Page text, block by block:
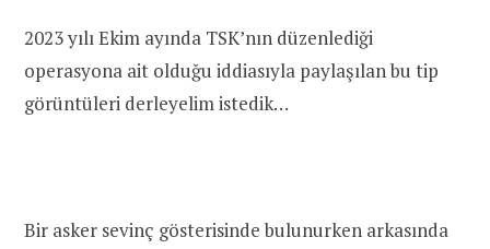
2023 yılı Ekim ayında TSK’nın düzenlediği
operasyona ait olduğu iddiasıyla paylaşılan bu tip
görüntüleri derleyelim istedik…
Bir asker sevinç gösterisinde bulunurken arkasında